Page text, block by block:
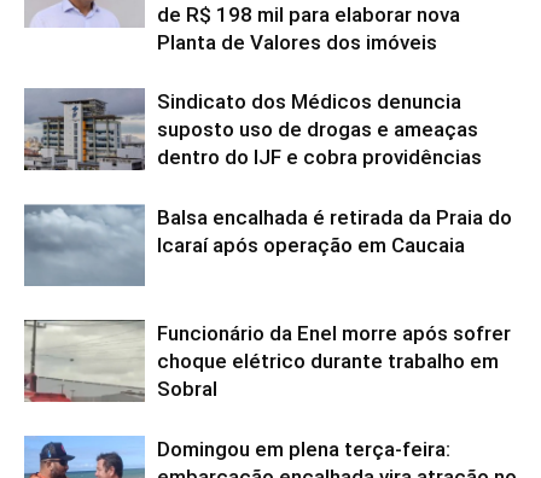
de R$ 198 mil para elaborar nova
Planta de Valores dos imóveis
Sindicato dos Médicos denuncia
suposto uso de drogas e ameaças
dentro do IJF e cobra providências
Balsa encalhada é retirada da Praia do
Icaraí após operação em Caucaia
Funcionário da Enel morre após sofrer
choque elétrico durante trabalho em
Sobral
Domingou em plena terça-feira: